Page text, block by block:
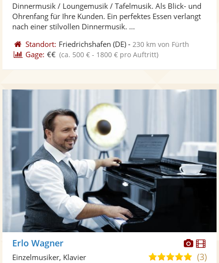
Fotos
5
Sternen
Dinnermusik / Loungemusik / Tafelmusik. Als Blick- und
Ohrenfang für Ihre Kunden. Ein perfektes Essen verlangt
nach einer stilvollen Dinnermusik. ...
Standort: Friedrichshafen (DE) - 230 km von Fürth
Gage: €€ (ca. 500 € - 1800 € pro Auftritt)
Erlo Wagner
5,0(3)
Einzelmusiker, Klavier